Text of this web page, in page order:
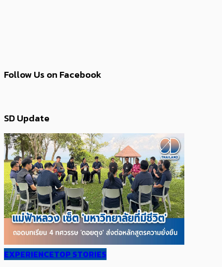
Follow Us on Facebook
SD Update
EXPERIENCETOP STORIES